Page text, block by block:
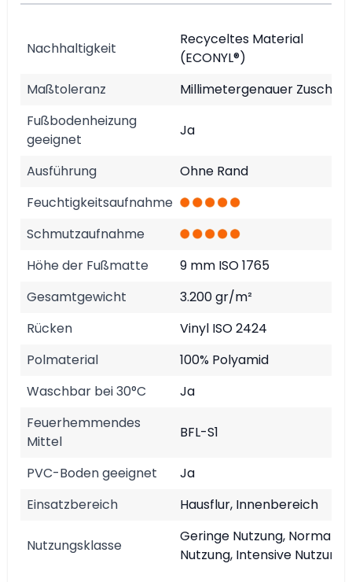
Nachhaltigkeit
Recyceltes Material
(ECONYL®)
Maßtoleranz
Millimetergenauer
Fußbodenheizung
geeignet
Ja
Ausführung
Ohne Rand
Feuchtigkeitsaufnahme
Schmutzaufnahme
Höhe der Fußmatte
9 mm ISO 1765
Gesamtgewicht
3.200 gr/m²
Rücken
Vinyl ISO 2424
Polmaterial
100% Polyamid
Waschbar bei 30°C
Ja
Feuerhemmendes
Mittel
BFL-S1
PVC-Boden geeignet
Ja
Einsatzbereich
Hausflur, Innenbereich
Nutzungsklasse
Geringe Nutzung, Normale
Nutzung, Intensive Nutzung